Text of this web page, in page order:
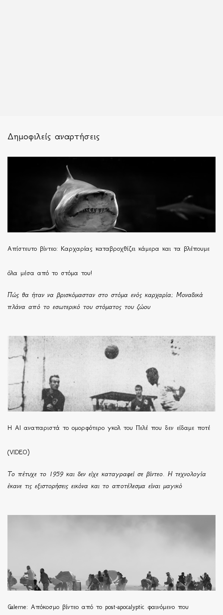
Δημοφιλείς αναρτήσεις
Απίστευτο βίντεο: Καρχαρίας καταβροχθίζει κάμερα και τα βλέπουμε
όλα μέσα από το στόμα του!
Πώς θα ήταν να βρισκόμασταν στο στόμα ενός καρχαρία; Μοναδικά
πλάνα από το εσωτερικό του στόματος του ζώου
Η ΑΙ αναπαριστά το ομορφότερο γκολ του Πελέ που δεν είδαμε ποτέ
(VIDEO)
Το πέτυχε το 1959 και δεν είχε καταγραφεί σε βίντεο. Η τεχνολογία
έκανε τις εξιστορήσεις εικόνα και το αποτέλεσμα είναι μαγικό
Galerne: Απόκοσμο βίντεο από το post-apocalyptic φαινόμενο που